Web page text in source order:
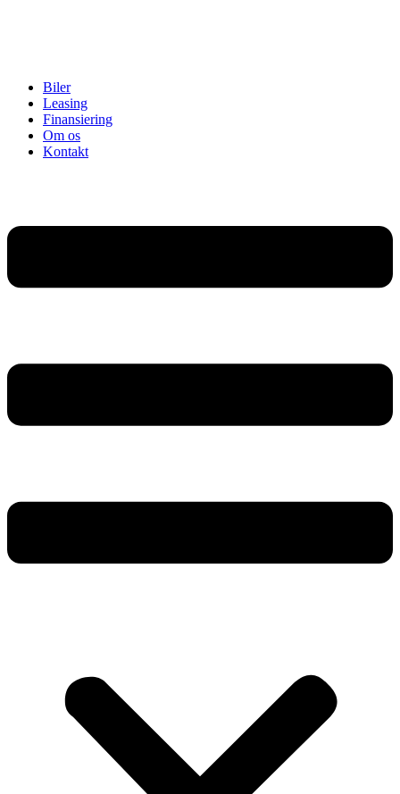
Biler
Leasing
Finansiering
Om os
Kontakt